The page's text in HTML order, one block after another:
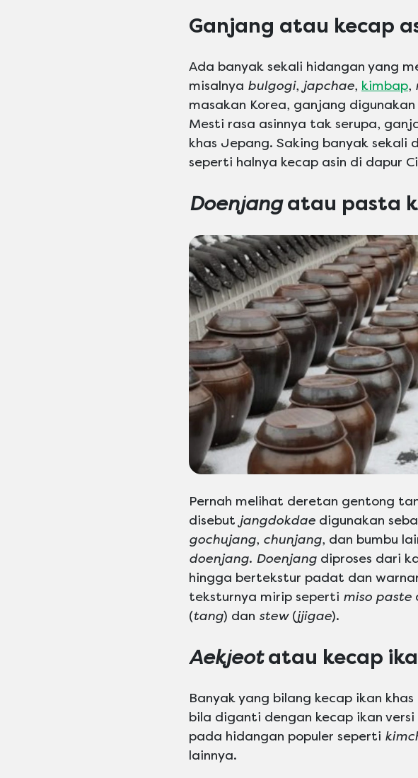
Ganjang atau kecap
Ada banyak sekali hidangan yang
misalnya bulgogi, japchae, kimbap,
masakan Korea, ganjang
Mesti rasa asinnya tak serupa,
khas Jepang. Saking banyak sekali
seperti halnya kecap asin di dapur
Doenjang atau pasta
Pernah melihat deretan gentong
disebut jangdokdae digunakan
gochujang, chunjang, dan bumbu
doenjang. Doenjang diproses dari
hingga bertekstur padat dan
teksturnya mirip seperti miso paste
(tang) dan stew(jjigae).
Aekjeotatau kecap
Banyak yang bilang kecap ikan
bila diganti dengan kecap ikan
pada hidangan populer seperti
lainnya.